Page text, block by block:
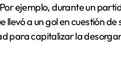
ejemplo, durante un
a un gol en cuestión
para capitalizar la